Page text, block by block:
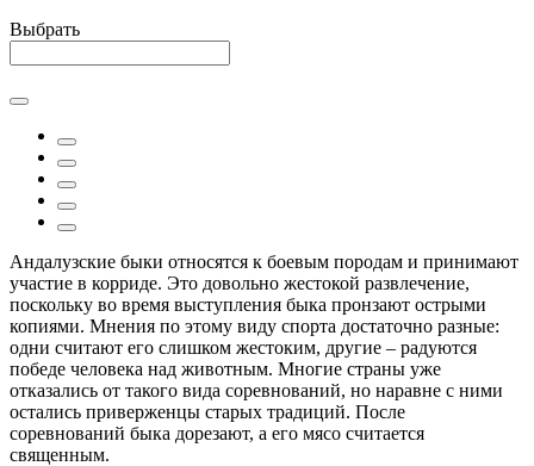
Выбрать
Андалузские быки относятся к боевым породам и принимают
участие в корриде. Это довольно жестокой развлечение,
поскольку во время выступления быка пронзают острыми
копиями. Мнения по этому виду спорта достаточно разные:
одни считают его слишком жестоким, другие – радуются
победе человека над животным. Многие страны уже
отказались от такого вида соревнований, но наравне с ними
остались приверженцы старых традиций. После
соревнований быка дорезают, а его мясо считается
священным.